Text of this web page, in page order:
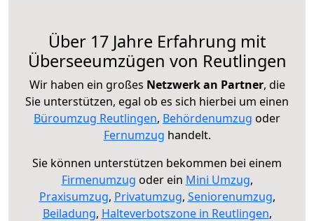
Über 17 Jahre Erfahrung mit
Überseeumzügen von Reutlingen
Wir haben ein großes Netzwerk an Partner, die
Sie unterstützen, egal ob es sich hierbei um einen
Büroumzug Reutlingen, Behördenumzug oder
Fernumzug handelt.
Sie können unterstützen bekommen bei einem
Firmenumzug oder ein Mini Umzug,
Praxisumzug, Privatumzug, Seniorenumzug,
Beiladung, Halteverbotszone in Reutlingen,